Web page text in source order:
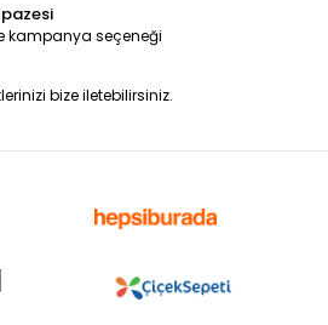
kampanya seçeneği
bize iletebilirsiniz.